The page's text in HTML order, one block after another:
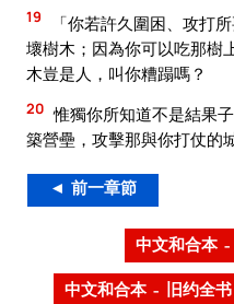
19
「你若許久圍困、攻打
壞樹木；因為你可以吃那樹
木豈是人，叫你糟蹋嗎？
20 惟獨你所知道不是結果
築營壘，攻擊那與你打仗的
◄ 前一章節
中文和合本
中文和合本 – 旧约全书